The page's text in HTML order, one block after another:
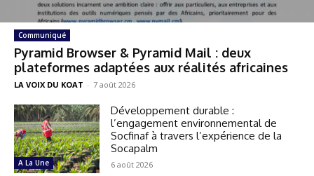
Communiqué
Pyramid Browser & Pyramid Mail : deux
plateformes adaptées aux réalités africaines
LA VOIX DU KOAT - 7 août 2026
A La Une
Développement durable :
l’engagement environnemental de
Socfinaf à travers l’expérience de la
Socapalm
6 août 2026